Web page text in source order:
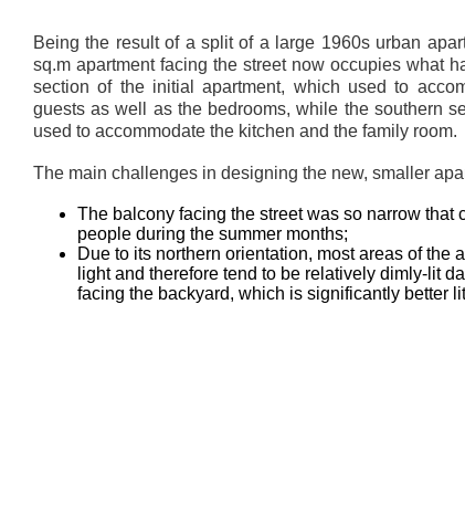
Being the result of a split of a large 1960s urban
sq.m apartment facing the street now occupies what
section of the initial apartment, which used to
guests as well as the bedrooms, while the southern
used to accommodate the kitchen and the family room.
The main challenges in designing the new, smaller
The balcony facing the street was so narrow that
people during the summer months;
Due to its northern orientation, most areas of the
light and therefore tend to be relatively dimly-lit
facing the backyard, which is significantly better